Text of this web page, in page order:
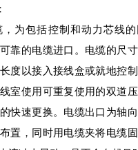
：
，为包括控制和动力芯线
靠的电缆进口。电缆的尺
度以接入接线盒或就地控
室使用可重复使用的双道
快速更换。电缆出口为轴
置，同时用电缆夹将电缆